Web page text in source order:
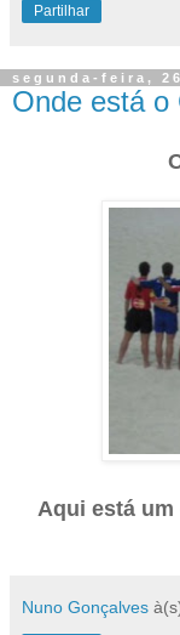
Partilhar
segunda-feira,
Onde está o
Aqui está
Nuno Gonçalves